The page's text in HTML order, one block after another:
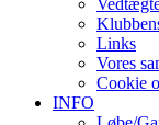
Links
Vores
Cookie
INFO